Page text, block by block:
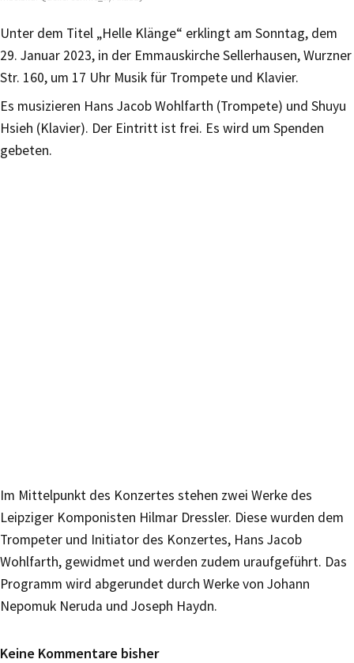
Unter dem Titel „Helle Klänge“ erklingt am Sonntag, dem
29. Januar 2023, in der Emmauskirche Sellerhausen, Wurzner
Str. 160, um 17 Uhr Musik für Trompete und Klavier.
Es musizieren Hans Jacob Wohlfarth (Trompete) und Shuyu
Hsieh (Klavier). Der Eintritt ist frei. Es wird um Spenden
gebeten.
Im Mittelpunkt des Konzertes stehen zwei Werke des
Leipziger Komponisten Hilmar Dressler. Diese wurden dem
Trompeter und Initiator des Konzertes, Hans Jacob
Wohlfarth, gewidmet und werden zudem uraufgeführt. Das
Programm wird abgerundet durch Werke von Johann
Nepomuk Neruda und Joseph Haydn.
Keine Kommentare bisher